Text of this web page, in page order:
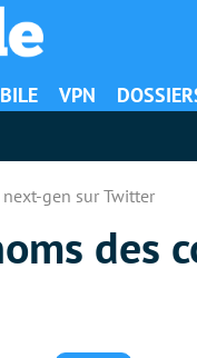
VPN
gen sur Twitter
des